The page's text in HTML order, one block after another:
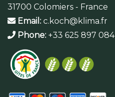
31700 Colomiers - France
Email: c.koch@klima.fr
Phone: +33 625 897 084